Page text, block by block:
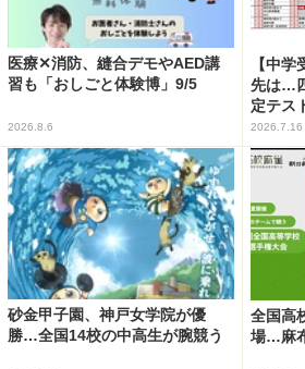
医療✕消防、縫合デモやAED講
習も「おしごと体験博」9/5
2026.8.6
【中
先は…
定テス
2026.7.16
砂金甲子園、神戸女学院が優
勝…全国14校の中高生が腕競う
全国高
場…麻